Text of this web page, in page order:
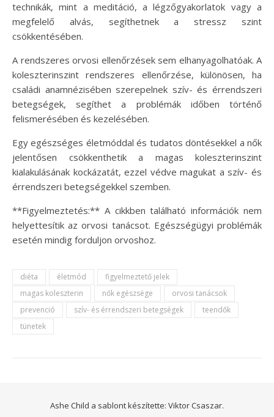
technikák, mint a meditáció, a légzőgyakorlatok vagy a
megfelelő alvás, segíthetnek a stressz szint
csökkentésében.
A rendszeres orvosi ellenőrzések sem elhanyagolhatóak. A
koleszterinszint rendszeres ellenőrzése, különösen, ha
családi anamnézisében szerepelnek szív- és érrendszeri
betegségek, segíthet a problémák időben történő
felismerésében és kezelésében.
Egy egészséges életmóddal és tudatos döntésekkel a nők
jelentősen csökkenthetik a magas koleszterinszint
kialakulásának kockázatát, ezzel védve magukat a szív- és
érrendszeri betegségekkel szemben.
**Figyelmeztetés:** A cikkben található információk nem
helyettesítik az orvosi tanácsot. Egészségügyi problémák
esetén mindig forduljon orvoshoz.
diéta életmód
figyelmeztető jelek
magas koleszterin
nők egészsége
orvosi tanácsok
prevenció
szív- és érrendszeri betegségek
teendők
tünetek
Ashe Child a sablont készítette: Viktor Csaszar.